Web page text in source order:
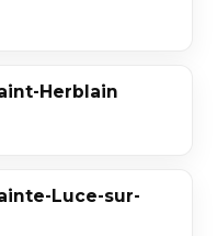
Herblain
Luce-sur-